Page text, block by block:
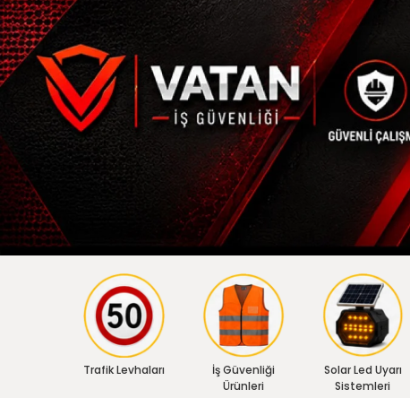
Trafik Levhaları
İş Güvenliği
Ürünleri
Solar Led Uyarı
Sistemleri